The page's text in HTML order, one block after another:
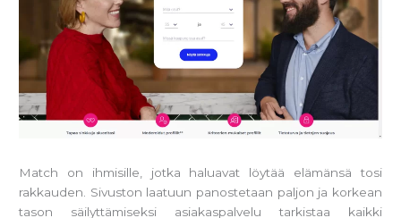
Match on ihmisille, jotka haluavat löytää elämänsä tosi
rakkauden. Sivuston laatuun panostetaan paljon ja korkean
tason säilyttämiseksi asiakaspalvelu tarkistaa kaikki